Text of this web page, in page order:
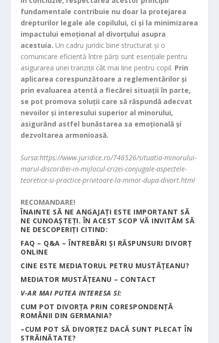
fundamentale contribuie nu doar la protejarea
drepturilor legale ale copilului, ci și la minimizarea
impactului emoțional al divorțului asupra
acestuia. Un cadru juridic bine structurat și o
comunicare eficientă între părți sunt esențiale pentru
asigurarea unei tranziții cât mai line pentru copil. Prin
aplicarea corespunzătoare a reglementărilor și
prin evaluarea atentă a fiecărei situații în parte,
se pot promova soluții care să răspundă adecvat
nevoilor și interesului superior al minorului,
asigurând astfel bunăstarea sa emoțională și
dezvoltarea armonioasă.
Sursa:https://www.juridice.ro/746526/situatia-minorului-
marul-discordiei-in-mijlocul-crizei-conjugale-aspectele-
teoretice-si-practice-privitoare-la-minor-dupa-divort.html
RECOMANDARE!
ÎNAINTE SĂ NE ANGAJAȚI ESTE IMPORTANT SĂ
NE CUNOAȘTEȚI. ÎN ACEST SCOP VĂ INVITĂM SĂ
NE DESCOPERIȚI CITIND:
FAQ – Q&A – ÎNTREBĂRI ȘI RĂSPUNSURI DIVORȚ
ONLINE
CINE ESTE MEDIATORUL PETRU MUSTĂȚEANU?
MEDIATOR MUSTĂȚEANU – CONTACT
V-AR MAI PUTEA INTERESA SI:
CUM POT DIVORȚA PRIN CORESPONDENȚĂ
ROMÂNII DIN GERMANIA?
–CUM POT SĂ DIVORȚEZ DACĂ SUNT PLECAT ÎN
STRĂINĂTATE?